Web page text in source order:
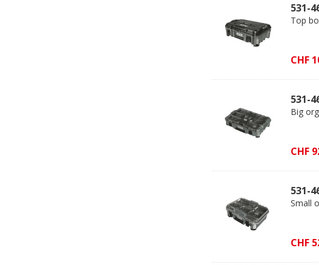
531-
Top
CHF
531-
Big
CHF
531-
Small
CHF